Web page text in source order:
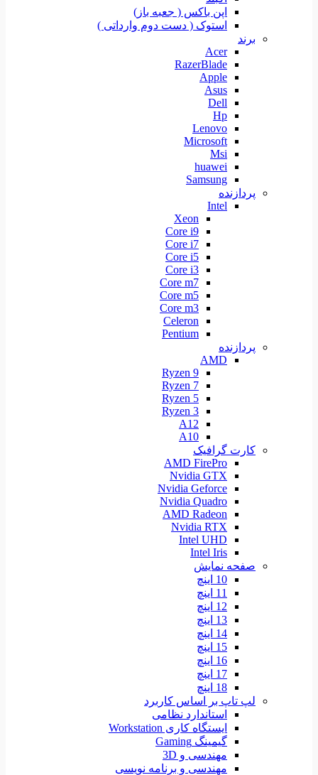
اپن باکس ( جعبه باز)
استوک ( دست دوم وارداتی )
برند
Acer
RazerBlade
Apple
Asus
Dell
Hp
Lenovo
Microsoft
Msi
huawei
Samsung
پردازنده
Intel
Xeon
Core i9
Core i7
Core i5
Core i3
Core m7
Core m5
Core m3
Celeron
Pentium
پردازنده
AMD
Ryzen 9
Ryzen 7
Ryzen 5
Ryzen 3
A12
A10
کارت گرافیک
AMD FirePro
Nvidia GTX
Nvidia Geforce
Nvidia Quadro
AMD Radeon
Nvidia RTX
Intel UHD
Intel Iris
صفحه نمایش
10 اینچ
11 اینچ
12 اینچ
13 اینچ
14 اینچ
15 اینچ
16 اینچ
17 اینچ
18 اینچ
لپ تاپ بر اساس کاربرد
استاندارد نظامی
ایستگاه کاری Workstation
گیمینگ Gaming
مهندسی و 3D
مهندسی و برنامه نویسی